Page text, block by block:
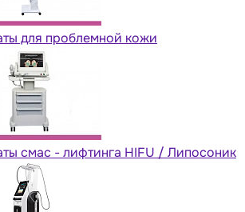
для проблемной кожи
cмас - лифтинга HIFU / Липосоник